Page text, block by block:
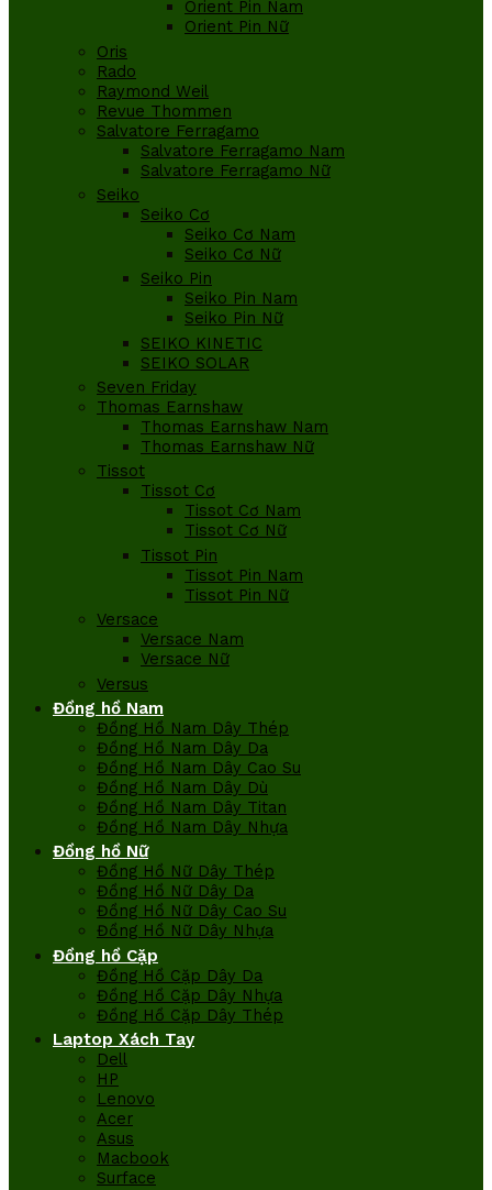
Orient Pin Nam
Orient Pin Nữ
Oris
Rado
Raymond Weil
Revue Thommen
Salvatore Ferragamo
Salvatore Ferragamo Nam
Salvatore Ferragamo Nữ
Seiko
Seiko Cơ
Seiko Cơ Nam
Seiko Cơ Nữ
Seiko Pin
Seiko Pin Nam
Seiko Pin Nữ
SEIKO KINETIC
SEIKO SOLAR
Seven Friday
Thomas Earnshaw
Thomas Earnshaw Nam
Thomas Earnshaw Nữ
Tissot
Tissot Cơ
Tissot Cơ Nam
Tissot Cơ Nữ
Tissot Pin
Tissot Pin Nam
Tissot Pin Nữ
Versace
Versace Nam
Versace Nữ
Versus
Đồng hồ Nam
Đồng Hồ Nam Dây Thép
Đồng Hồ Nam Dây Da
Đồng Hồ Nam Dây Cao Su
Đồng Hồ Nam Dây Dù
Đồng Hồ Nam Dây Titan
Đồng Hồ Nam Dây Nhựa
Đồng hồ Nữ
Đồng Hồ Nữ Dây Thép
Đồng Hồ Nữ Dây Da
Đồng Hồ Nữ Dây Cao Su
Đồng Hồ Nữ Dây Nhựa
Đồng hồ Cặp
Đồng Hồ Cặp Dây Da
Đồng Hồ Cặp Dây Nhựa
Đồng Hồ Cặp Dây Thép
Laptop Xách Tay
Dell
HP
Lenovo
Acer
Asus
Macbook
Surface